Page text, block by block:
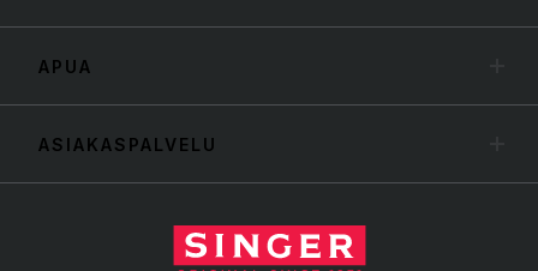
APUA
ASIAKASPALVELU